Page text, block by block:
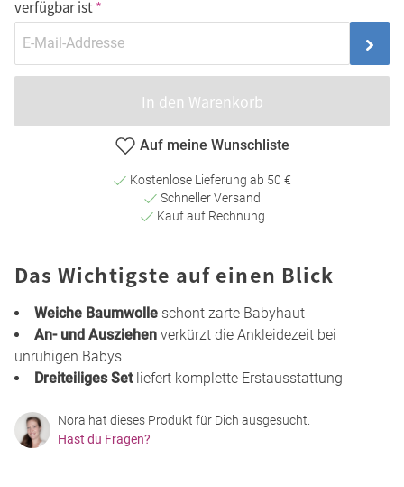
verfügbar ist
In den Warenkorb
Auf meine Wunschliste
Kostenlose Lieferung ab 50 €
Schneller Versand
Kauf auf Rechnung
Das Wichtigste auf einen Blick
Weiche Baumwolle schont zarte Babyhaut
An- und Ausziehen verkürzt die Ankleidezeit bei
unruhigen Babys
Dreiteiliges Setliefert komplette Erstausstattung
Nora hat dieses Produkt für Dich ausgesucht.
Hast du Fragen?